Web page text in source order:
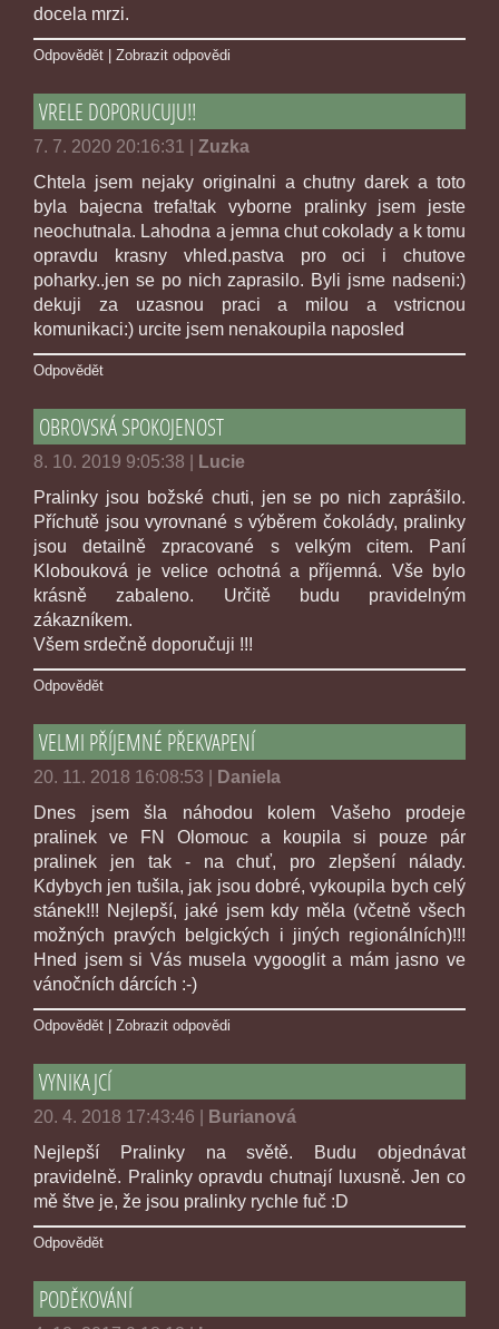
docela mrzi.
Odpovědět | Zobrazit odpovědi
VRELE DOPORUCUJU!!
7. 7. 2020 20:16:31
Zuzka
Chtela jsem nejaky originalni a chutny darek a toto
byla bajecna trefa!tak vyborne pralinky jsem jeste
neochutnala. Lahodna a jemna chut cokolady a k tomu
opravdu krasny vhled.pastva pro oci i chutove
poharky..jen se po nich zaprasilo. Byli jsme nadseni:)
dekuji za uzasnou praci a milou a vstricnou
komunikaci:) urcite jsem nenakoupila naposled
Odpovědět
OBROVSKÁ SPOKOJENOST
8. 10. 2019 9:05:38
Lucie
Pralinky jsou božské chuti, jen se po nich zaprášilo.
Příchutě jsou vyrovnané s výběrem čokolády, pralinky
jsou detailně zpracované s velkým citem. Paní
Klobouková je velice ochotná a příjemná. Vše bylo
krásně zabaleno. Určitě budu pravidelným
zákazníkem.
Všem srdečně doporučuji !!!
Odpovědět
VELMI PŘÍJEMNÉ PŘEKVAPENÍ
20. 11. 2018 16:08:53
Daniela
Dnes jsem šla náhodou kolem Vašeho prodeje
pralinek ve FN Olomouc a koupila si pouze pár
pralinek jen tak - na chuť, pro zlepšení nálady.
Kdybych jen tušila, jak jsou dobré, vykoupila bych celý
stánek!!! Nejlepší, jaké jsem kdy měla (včetně všech
možných pravých belgických i jiných regionálních)!!!
Hned jsem si Vás musela vygooglit a mám jasno ve
vánočních dárcích :-)
Odpovědět | Zobrazit odpovědi
VYNIKAJCÍ
20. 4. 2018 17:43:46
Burianová
Nejlepší Pralinky na světě. Budu objednávat
pravidelně. Pralinky opravdu chutnají luxusně. Jen co
mě štve je, že jsou pralinky rychle fuč :D
Odpovědět
PODĚKOVÁNÍ